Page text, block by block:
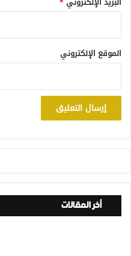
الموقع الإلكتروني
أخر المقالات